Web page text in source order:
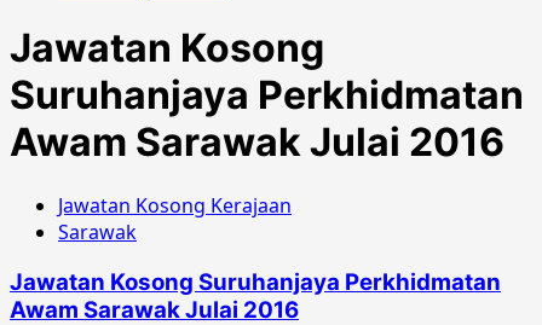
Jawatan Kosong
Suruhanjaya Perkhidmatan
Awam Sarawak Julai 2016
Jawatan Kosong Kerajaan
Sarawak
Jawatan Kosong Suruhanjaya Perkhidmatan
Awam Sarawak Julai 2016